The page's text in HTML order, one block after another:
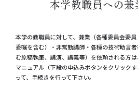
本学教職員への兼
本学の教職員に対して、兼業（各種委員会委
委嘱を含む）・非常勤講師・各種の技術助言
む原稿執筆、講演、講義等）を依頼される方
マニュアル（下段の申込みボタンをクリック
って、手続きを行って下さい。